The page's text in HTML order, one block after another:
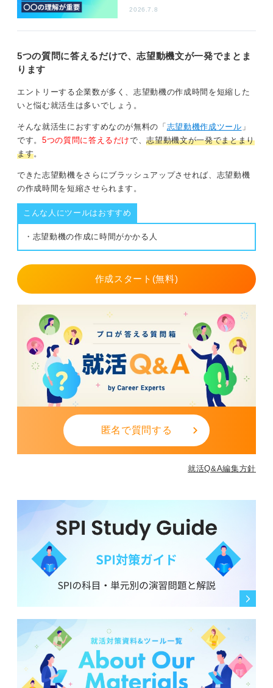
2026.7.8
5つの質問に答えるだけで、志望動機文が一発でまとま
ります
エントリーする企業数が多く、志望動機の作成時間を短縮した
いと悩む就活生は多いでしょう。
そんな就活生におすすめなのが無料の「 志望動機作成ツール 」
です。 5つの質問に答えるだけで、志望動機文が一発でまとまり
ます。
できた志望動機をさらにブラッシュアップさせれば、志望動機
の作成時間を短縮させられます。
こんな人にツールはおすすめ
・志望動機の作成に時間がかかる人
作成スタート(無料)
匿名で質問する
就活Q&A編集方針